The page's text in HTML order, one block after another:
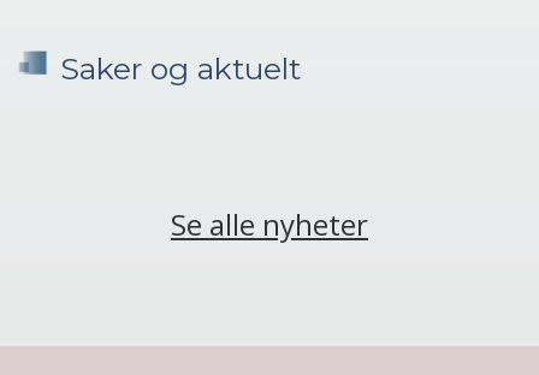
Saker og aktuelt
Se alle nyheter